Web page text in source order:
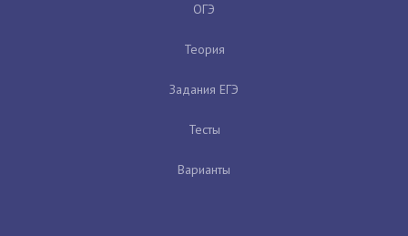
ОГЭ
Теория
Задания ЕГЭ
Тесты
Варианты